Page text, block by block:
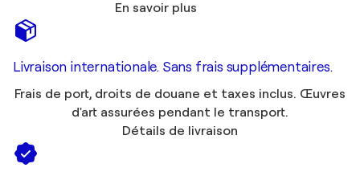
En savoir plus
Livraison internationale. Sans frais supplémentaires.
Frais de port, droits de douane et taxes inclus. Œuvres
d'art assurées pendant le transport.
Détails de livraison